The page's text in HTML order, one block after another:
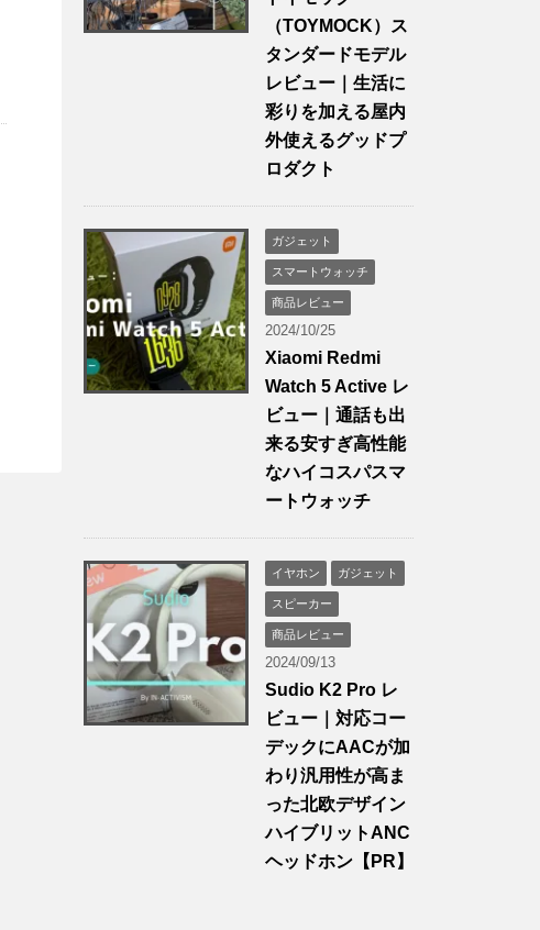
（TOYMOCK）ス
タンダードモデル
レビュー｜生活に
彩りを加える屋内
外使えるグッドプ
ロダクト
ガジェット
スマートウォッチ
商品レビュー
2024/10/25
Xiaomi Redmi
Watch 5 Active レ
ビュー｜通話も出
来る安すぎ高性能
なハイコスパスマ
ートウォッチ
イヤホン ガジェット
スピーカー
商品レビュー
2024/09/13
Sudio K2 Pro レ
ビュー｜対応コー
デックにAACが加
わり汎用性が高ま
った北欧デザイン
ハイブリットANC
ヘッドホン【PR】